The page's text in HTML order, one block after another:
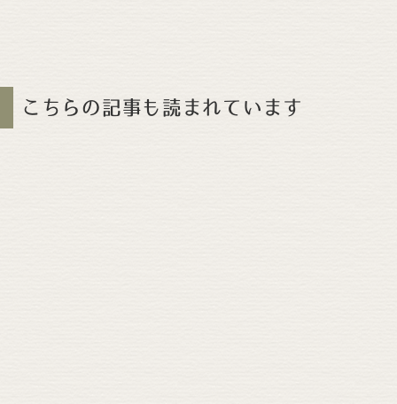
こちらの記事も読まれています